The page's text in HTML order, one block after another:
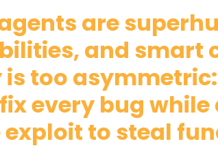
are
and smart
too
every bug
exploit to steal